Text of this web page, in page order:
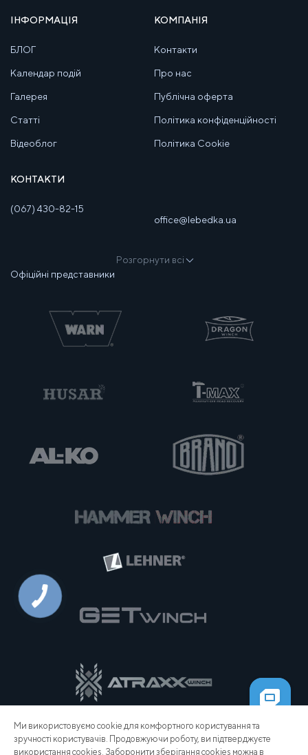
Ми використовуємо cookie для комфортного користування та
зручності користувачів. Продовжуючи роботу, ви підтверджуєте
використання cookies. Заборонити зберігання cookies можна в
ІНФОРМАЦІЯ
БЛОГ
Календар подій
Галерея
Статті
Відеоблог
КОМПАНІЯ
Контакти
Про нас
Публічна оферта
Політика конфіденційності
Політика Cookie
КОНТАКТИ
(067) 430-82-15
office@lebedka.ua
Розгорнути всі
Офіційні представники